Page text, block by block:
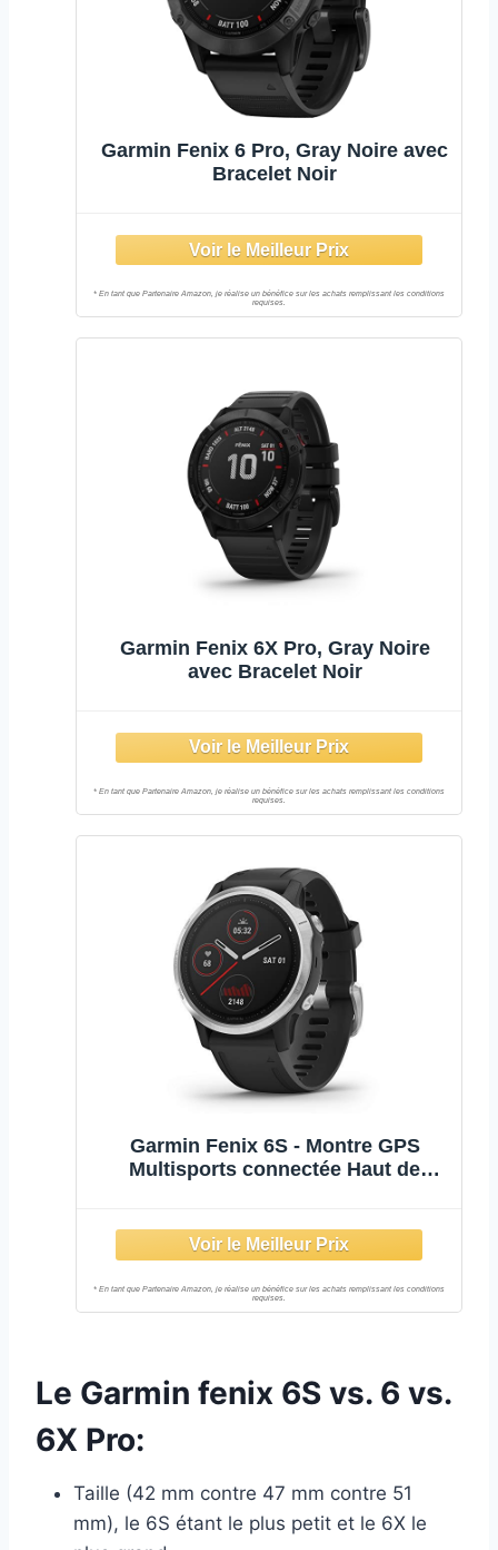
Garmin Fenix 6 Pro, Gray Noire avec
Bracelet Noir
Garmin Fenix 6X Pro, Gray Noire
avec Bracelet Noir
Garmin Fenix 6S - Montre GPS
Multisports connectée Haut de
Bracelet Silicone Noir - Cadran
42mm Small
Le Garmin fenix 6S vs. 6 vs.
6X Pro:
Taille (42 mm contre 47 mm contre 51
mm), le 6S étant le plus petit et le 6X le